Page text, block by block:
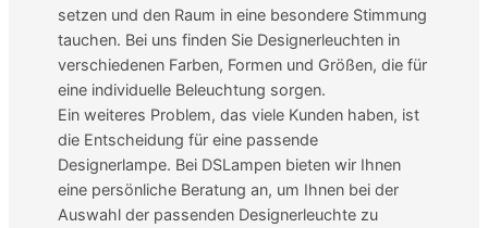
setzen und den Raum in eine besondere Stimmung
tauchen. Bei uns finden Sie Designerleuchten in
verschiedenen Farben, Formen und Größen, die für
eine individuelle Beleuchtung sorgen.
Ein weiteres Problem, das viele Kunden haben, ist
die Entscheidung für eine passende
Designerlampe. Bei DSLampen bieten wir Ihnen
eine persönliche Beratung an, um Ihnen bei der
Auswahl der passenden Designerleuchte zu